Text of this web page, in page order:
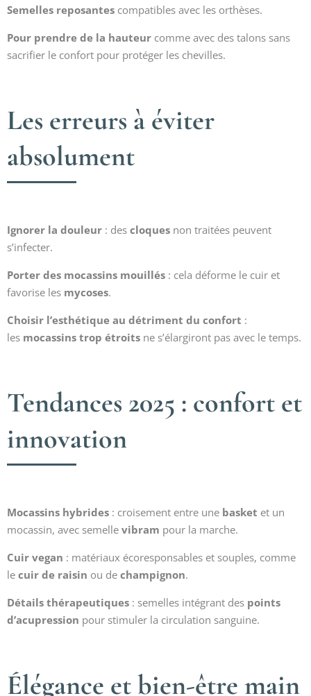
Semelles reposantes compatibles avec les orthèses.
Pour prendre de la hauteur comme avec des talons sans
sacrifier le confort pour protéger les chevilles.
Les erreurs à éviter
absolument
Ignorer la douleur : des cloques non traitées peuvent
s’infecter.
Porter des mocassins mouillés : cela déforme le cuir et
favorise les mycoses.
Choisir l’esthétique au détriment du confort :
les mocassins trop étroits ne s’élargiront pas avec le temps.
Tendances 2025 : confort et
innovation
Mocassins hybrides : croisement entre une basket et un
mocassin, avec semelle vibram pour la marche.
Cuir vegan : matériaux écoresponsables et souples, comme
le cuir de raisin ou de champignon.
Détails thérapeutiques : semelles intégrant des points
d’acupression pour stimuler la circulation sanguine.
Élégance et bien-être main